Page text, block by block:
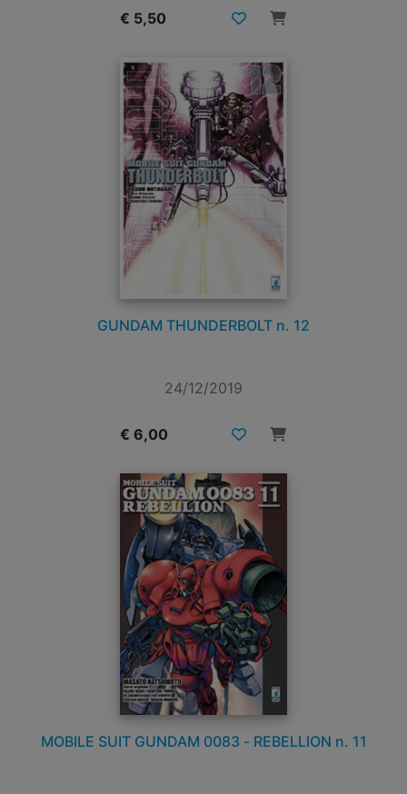
€ 5,50
GUNDAM THUNDERBOLT n. 12
24/12/2019
€ 6,00
MOBILE SUIT GUNDAM 0083 - REBELLION n. 11